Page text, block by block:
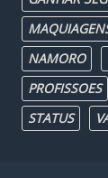
NAMORO
PROFISSOES
STATUS